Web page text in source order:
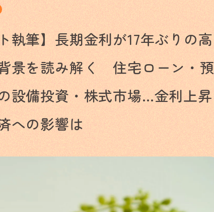
執筆】長期金利が17年ぶりの高
景を読み解く 住宅ローン・預
設備投資・株式市場…金利上昇
への影響は